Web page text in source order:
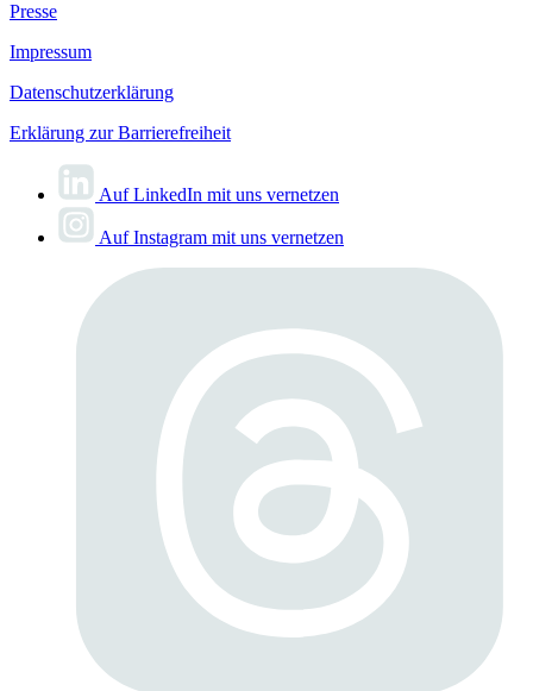
Presse
Impressum
Datenschutzerklärung
Erklärung zur Barrierefreiheit
Auf LinkedIn mit uns vernetzen
Auf Instagram mit uns vernetzen